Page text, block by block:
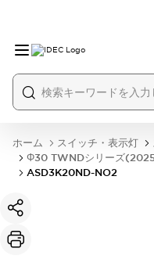
ホーム スイッチ・表示灯
Φ30 TWNDシリーズ
ASD3K20ND-NO2